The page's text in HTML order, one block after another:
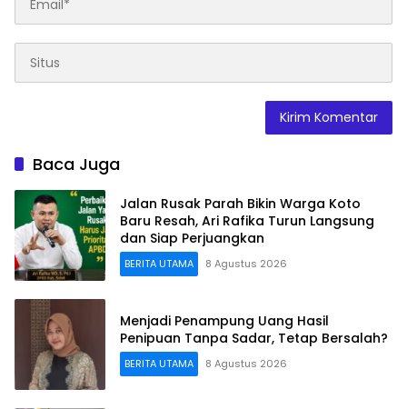
Baca Juga
Jalan Rusak Parah Bikin Warga Koto
Baru Resah, Ari Rafika Turun Langsung
dan Siap Perjuangkan
BERITA UTAMA 8 Agustus 2026
Menjadi Penampung Uang Hasil
Penipuan Tanpa Sadar, Tetap Bersalah?
BERITA UTAMA 8 Agustus 2026